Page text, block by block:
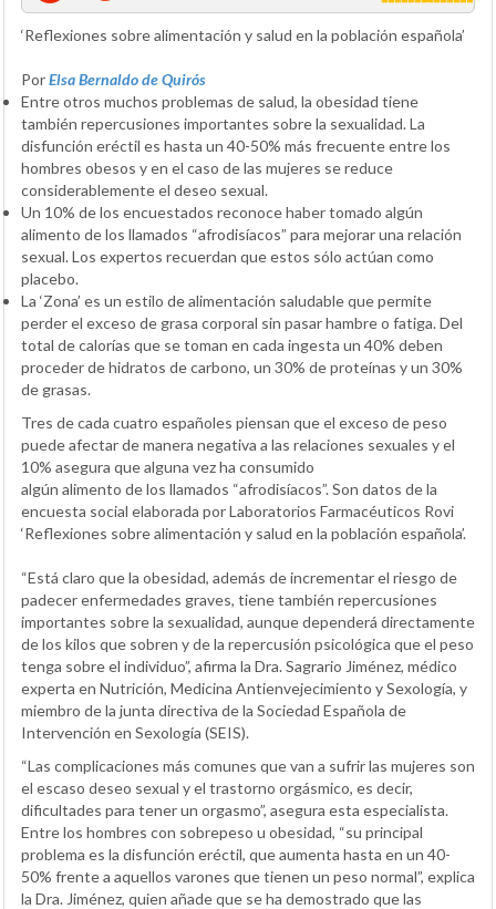
‘Reflexiones sobre alimentación y salud en la población española’
PorElsa Bernaldo de Quirós
Entre otros muchos problemas de salud, la obesidad tiene
también repercusiones importantes sobre la sexualidad. La
disfunción eréctil es hasta un 40-50% más frecuente entre los
hombres obesos y en el caso de las mujeres se reduce
considerablemente el deseo sexual.
Un 10% de los encuestados reconoce haber tomado algún
alimento de los llamados “afrodisíacos” para mejorar una relación
sexual. Los expertos recuerdan que estos sólo actúan como
placebo.
La ‘Zona’ es un estilo de alimentación saludable que permite
perder el exceso de grasa corporal sin pasar hambre o fatiga. Del
total de calorías que se toman en cada ingesta un 40% deben
proceder de hidratos de carbono, un 30% de proteínas y un 30%
de grasas.
Tres de cada cuatro españoles piensan que el exceso de peso
puede afectar de manera negativa a las relaciones sexuales y el
10% asegura que alguna vez ha consumido
algún alimento de los llamados “afrodisíacos”. Son datos de la
encuesta social elaborada por Laboratorios Farmacéuticos Rovi
‘Reflexiones sobre alimentación y salud en la población española’.
“Está claro que la obesidad, además de incrementar el riesgo de
padecer enfermedades graves, tiene también repercusiones
importantes sobre la sexualidad, aunque dependerá directamente
de los kilos que sobren y de la repercusión psicológica que el peso
tenga sobre el individuo”, afirma la Dra. Sagrario Jiménez, médico
experta en Nutrición, Medicina Antienvejecimiento y Sexología, y
miembro de la junta directiva de la Sociedad Española de
Intervención en Sexología (SEIS).
“Las complicaciones más comunes que van a sufrir las mujeres son
el escaso deseo sexual y el trastorno orgásmico, es decir,
dificultades para tener un orgasmo”, asegura esta especialista.
Entre los hombres con sobrepeso u obesidad, “su principal
problema es la disfunción eréctil, que aumenta hasta en un 40-
50% frente a aquellos varones que tienen un peso normal”, explica
la Dra. Jiménez, quien añade que se ha demostrado que las